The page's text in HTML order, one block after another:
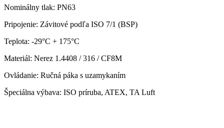
Nominálny tlak: PN63
Pripojenie: Závitové podľa ISO 7/1 (BSP)
Teplota: -29°C + 175°C
Materiál: Nerez 1.4408 / 316 / CF8M
Ovládanie: Ručná páka s uzamykaním
Špeciálna výbava: ISO príruba, ATEX, TA Luft